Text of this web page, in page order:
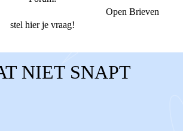
stel hier je vraag!
Open Brieven
NIET SNAPT